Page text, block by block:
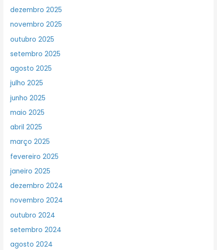
dezembro 2025
novembro 2025
outubro 2025
setembro 2025
agosto 2025
julho 2025
junho 2025
maio 2025
abril 2025
março 2025
fevereiro 2025
janeiro 2025
dezembro 2024
novembro 2024
outubro 2024
setembro 2024
agosto 2024